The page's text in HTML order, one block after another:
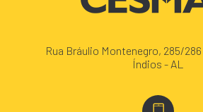
Rua Bráulio Montenegro, 285/
Índios - AL